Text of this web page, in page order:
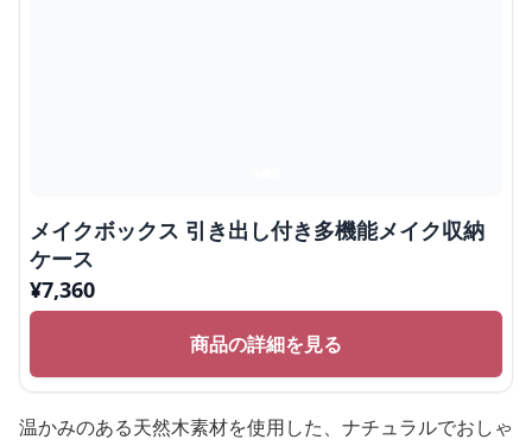
メイクボックス 引き出し付き多機能メイク収納
ケース
¥7,360
商品の詳細を見る
温かみのある天然木素材を使用した、ナチュラルでおしゃ